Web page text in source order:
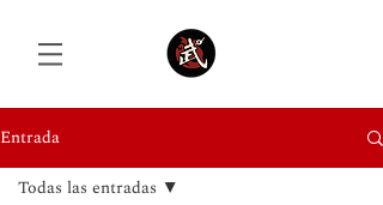
Entrada
Todas las entradas